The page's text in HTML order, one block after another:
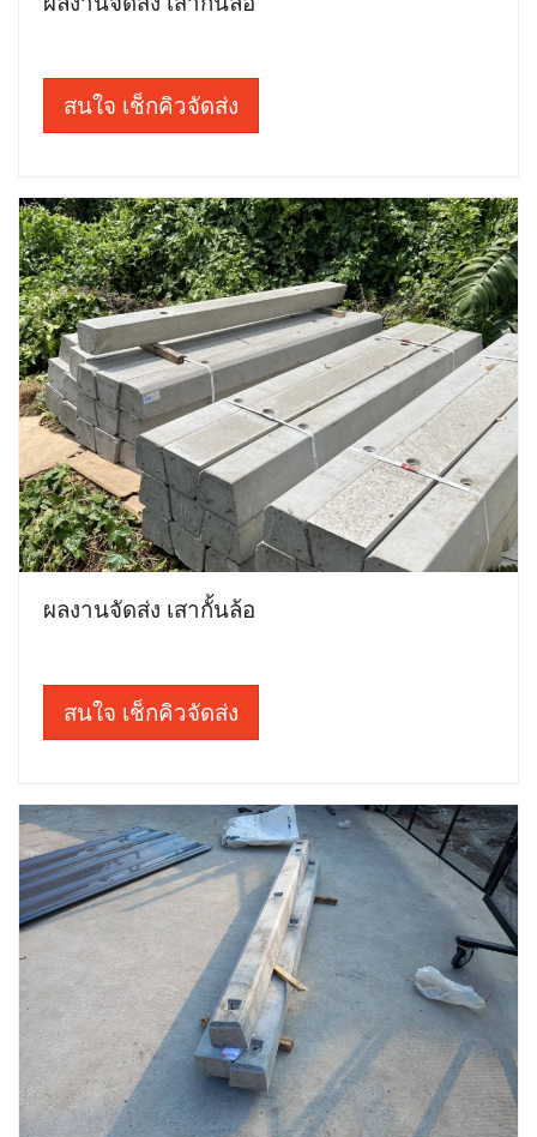
สนใจ เช็กคิวจัดส่ง
ผลงานจัดส่ง เสากั้นล้อ
สนใจ เช็กคิวจัดส่ง